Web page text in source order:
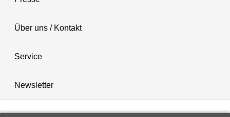
Über uns / Kontakt
Service
Newsletter